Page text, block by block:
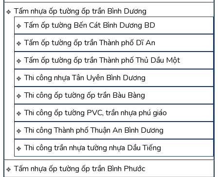
Tấm nhựa ốp tường ốp trần Bình Dương
Tấm ốp tường Bến Cát Bình Dương BD
Tấm ốp tường ốp trần Thành phố Dĩ An
Tấm ốp tường ốp trần Thành phố Thủ Dầu Một
Thi công nhựa Tân Uyên Bình Dương
Thi công ốp tường ốp trần Bàu Bàng
Thi công ốp tường PVC, trần nhựa phú giáo
Thi công Thành phố Thuận An Bình Dương
Thi công trần nhựa tường nhựa Dầu Tiếng
Tấm nhựa ốp tường ốp trần Bình Phước